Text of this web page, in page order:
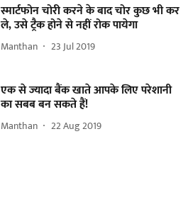
स्मार्टफोन चोरी करने के बाद चोर कुछ भी कर
ले, उसे ट्रैक होने से नहीं रोक पायेगा
Manthan 23 Jul 2019
एक से ज्यादा बैंक खाते आपके लिए परेशानी
का सबब बन सकते हैं!
Manthan 22 Aug 2019